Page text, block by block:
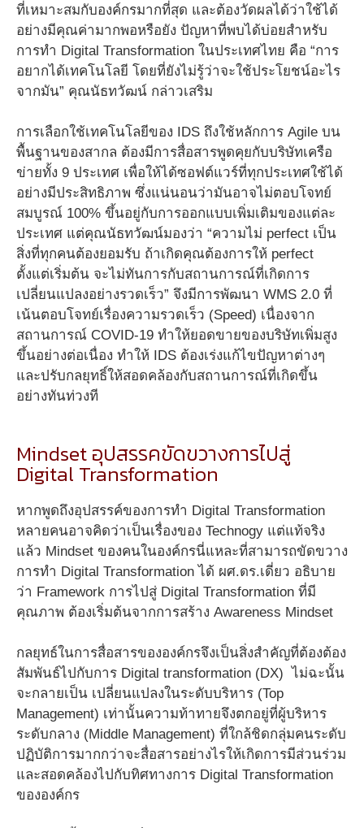
ที่เหมาะสมกับองค์กรมากที่สุด และต้องวัดผลได้ว่าใช้ได้
อย่างมีคุณค่ามากพอหรือยัง ปัญหาที่พบได้บ่อยสำหรับ
การทำ Digital Transformation ในประเทศไทย คือ “การ
อยากได้เทคโนโลยี โดยที่ยังไม่รู้ว่าจะใช้ประโยชน์อะไร
จากมัน” คุณนัธทวัฒน์ กล่าวเสริม
การเลือกใช้เทคโนโลยีของ IDS ถึงใช้หลักการ Agile บน
พื้นฐานของสากล ต้องมีการสื่อสารพูดคุยกับบริษัทเครือ
ข่ายทั้ง 9 ประเทศ เพื่อให้ได้ซอฟต์แวร์ที่ทุกประเทศใช้ได้
อย่างมีประสิทธิภาพ ซึ่งแน่นอนว่ามันอาจไม่ตอบโจทย์
สมบูรณ์ 100% ขึ้นอยู่กับการออกแบบเพิ่มเติมของแต่ละ
ประเทศ แต่คุณนัธทวัฒน์มองว่า “ความไม่ perfect เป็น
สิ่งที่ทุกคนต้องยอมรับ ถ้าเกิดคุณต้องการให้ perfect
ตั้งแต่เริ่มต้น จะไม่ทันการกับสถานการณ์ที่เกิดการ
เปลี่ยนแปลงอย่างรวดเร็ว” จึงมีการพัฒนา WMS 2.0 ที่
เน้นตอบโจทย์เรื่องความรวดเร็ว (Speed) เนื่องจาก
สถานการณ์ COVID-19 ทำให้ยอดขายของบริษัทเพิ่มสูง
ขึ้นอย่างต่อเนื่อง ทำให้ IDS ต้องเร่งแก้ไขปัญหาต่างๆ
และปรับกลยุทธิ์ให้สอดคล้องกับสถานการณ์ที่เกิดขึ้น
อย่างทันท่วงที
Mindset อุปสรรคขัดขวางการไปสู่
Digital Transformation
หากพูดถึงอุปสรรค์ของการทำ Digital Transformation
หลายคนอาจคิดว่าเป็นเรื่องของ Technogy แต่แท้จริง
แล้ว Mindset ของคนในองค์กรนี่แหละที่สามารถขัดขวาง
การทำ Digital Transformation ได้ ผศ.ดร.เดี่ยว อธิบาย
ว่า Framework การไปสู่ Digital Transformation ที่มี
คุณภาพ ต้องเริ่มต้นจากการสร้าง Awareness Mindset
กลยุทธ์ในการสื่อสารขององค์กรจึงเป็นสิ่งสำคัญที่ต้องต้อง
สัมพันธ์ไปกับการ Digital transformation (DX) ไม่ฉะนั้น
จะกลายเป็น เปลี่ยนแปลงในระดับบริหาร (Top
Management) เท่านั้นความท้าทายจึงตกอยู่ที่ผู้บริหาร
ระดับกลาง (Middle Management) ที่ใกล้ชิดกลุ่มคนระดับ
ปฏิบัติการมากกว่าจะสื่อสารอย่างไรให้เกิดการมีส่วนร่วม
และสอดคล้องไปกับทิศทางการ Digital Transformation
ขององค์กร